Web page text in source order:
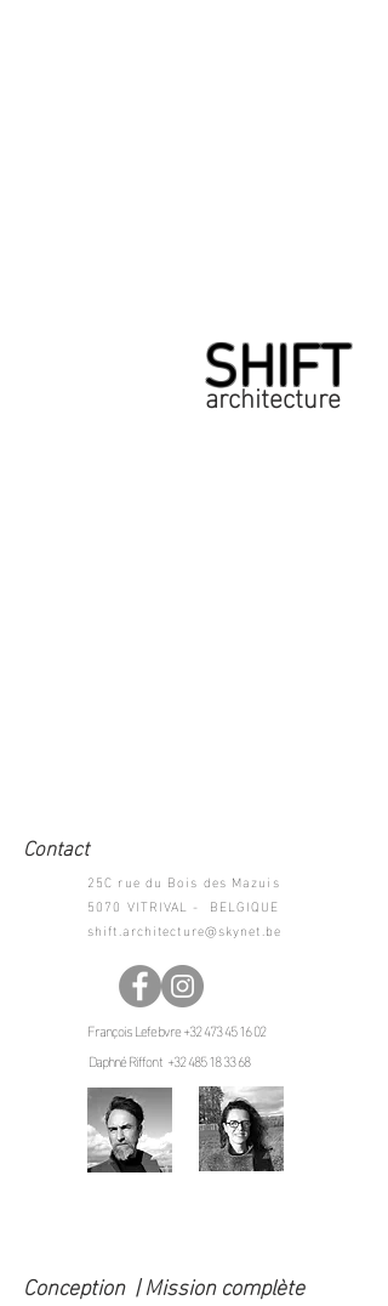
architecture
SHIFT
Contact
25C rue du Bois des Mazuis
5070 VITRIVAL - BELGIQUE
shift.architecture@skynet.be
François Lefebvre+32 473 45 16 02
Daphné Riffont +32 485 18 33 68
Conception | Mission complète